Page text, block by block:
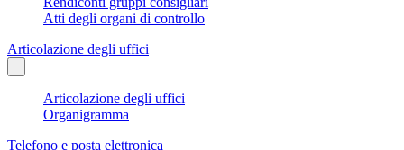
Atti degli organi di controllo
Articolazione degli uffici
Articolazione degli uffici
Organigramma
Telefono e posta elettronica